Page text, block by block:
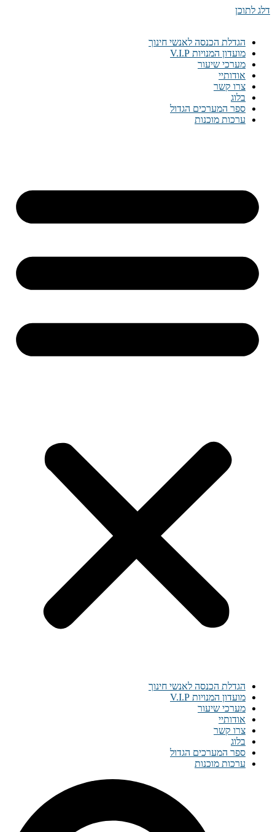
דלג לתוכן
הגדלת הכנסה לאנשי חינוך
מועדון המנויות V.I.P
מערכי שיעור
אודותיי
צרו קשר
בלוג
ספר המערכים הגדול
ערכות מוכנות
הגדלת הכנסה לאנשי חינוך
מועדון המנויות V.I.P
מערכי שיעור
אודותיי
צרו קשר
בלוג
ספר המערכים הגדול
ערכות מוכנות